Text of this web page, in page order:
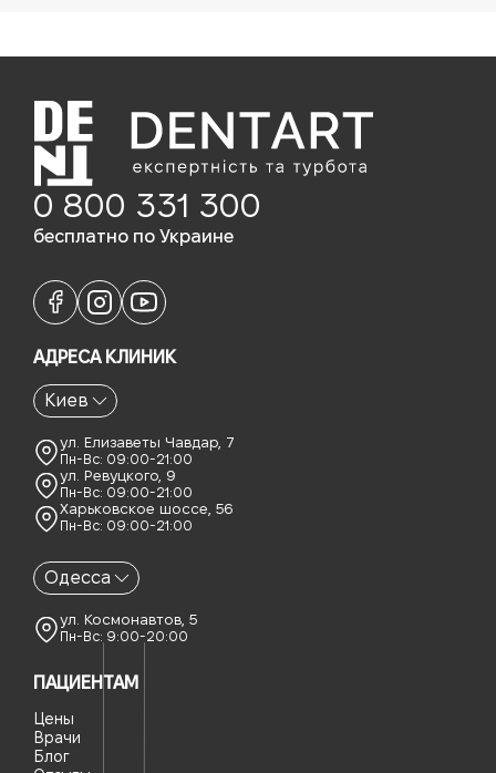
0 800 331 300
бесплатно по Украине
АДРЕСА КЛИНИК
Киев
ул. Елизаветы Чавдар, 7
Пн-Вс: 09:00-21:00
ул. Ревуцкого, 9
Пн-Вс: 09:00-21:00
Харьковское шоссе, 56
Пн-Вс: 09:00-21:00
Одесса
ул. Космонавтов, 5
Пн-Вс: 9:00-20:00
ПАЦИЕНТАМ
Цены
Врачи
Блог